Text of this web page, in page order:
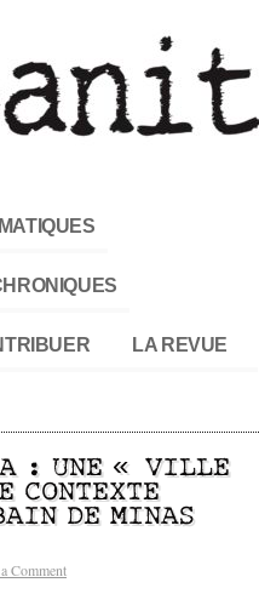
LA REVUE
: UNE « VILLE
CONTEXTE
DE MINAS
Comment